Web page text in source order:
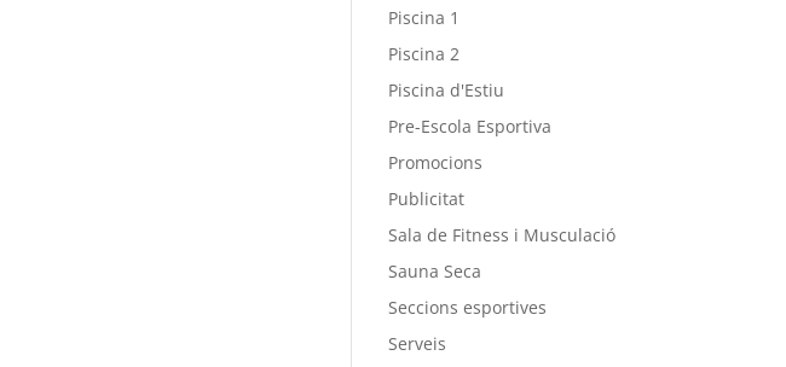
Piscina 1
Piscina 2
Piscina d'Estiu
Pre-Escola Esportiva
Promocions
Publicitat
Sala de Fitness i Musculació
Sauna Seca
Seccions esportives
Serveis